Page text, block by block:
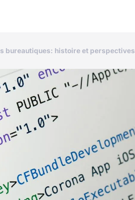
bureautiques: histoire et perspectives